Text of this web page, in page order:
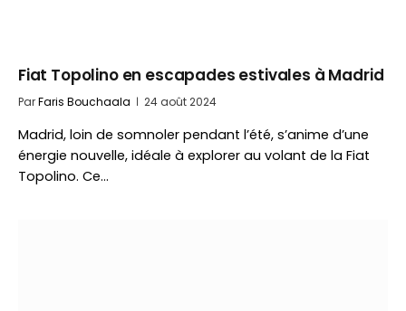
Fiat Topolino en escapades estivales à Madrid
ParFaris Bouchaala 24 août 2024
Madrid, loin de somnoler pendant l’été, s’anime d’une
énergie nouvelle, idéale à explorer au volant de la Fiat
Topolino. Ce…